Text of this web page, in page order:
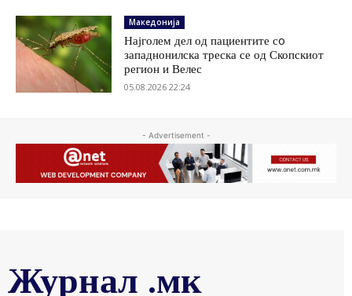
Македонија
Најголем дел од пациентите сo
западнонилска треска се од Скопскиот
регион и Велес
05.08.2026 22:24
- Advertisement -
Журнал .мк